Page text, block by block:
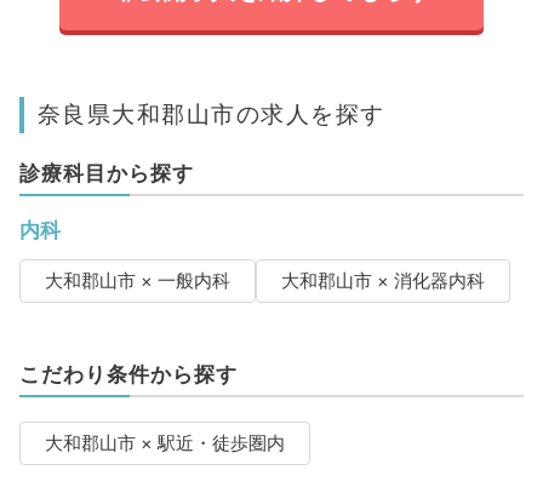
奈良県大和郡山市の求人を探す
診療科目から探す
内科
大和郡山市 × 一般内科 大和郡山市 × 消化器内科
こだわり条件から探す
大和郡山市 × 駅近・徒歩圏内